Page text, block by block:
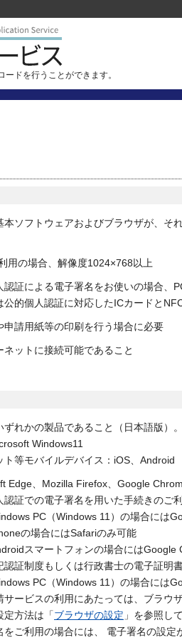
ドを行うことができます。
本ソフトウェアおよびブラウザが、そ
用の場合、解像度1024×768以上
認証による電子署名をお使いの場合、
公的個人認証に対応したICカードと
申請用紙等の印刷を行う場合に必要
ネットに接続可能であること
ずれかの製品であること（日本語版）。
Windows11
ト等モバイルデバイス：iOS、Android
Edge、Mozilla Firefox、Google
認証での電子署名を用いた手続きのご
PC（Windows 11）の場合には
の場合にはSafariのみ可能
スマートフォンの場合には
認証制度もしくは行政書士の電子証明
PC（Windows 11）の場合には
サービスの利用にあたっては、ブラウ
定方法は「 ブラウザの設定 」を参照し
をご利用の場合には、 電子署名の設定